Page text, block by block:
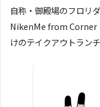
自称・御殿場のフロリ
NikenMe from Corner
けのテイクアウトラン